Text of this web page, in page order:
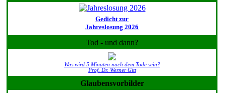
Gedicht zur
Jahreslosung 2026
Tod - und dann?
Was wird 5 Minuten nach dem Tode sein?
Prof. Dr. Werner Gitt
Glaubensvorbilder